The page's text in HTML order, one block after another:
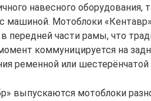
навесного
машиной. Мотоблоки
передней части рамы, что
коммуницируется на
ременной или шестерёнчатой
выпускаются мотоблоки